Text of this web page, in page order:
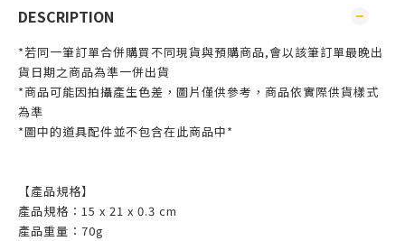
DESCRIPTION
*若同一筆訂單合併購買不同現貨與預購商品,會以該筆訂單最晚出
貨日期之商品為準一併出貨
*商品可能因拍攝產生色差，圖片僅供參考，商品依實際供貨樣式
為準
*圖中的道具配件並不包含在此商品中*
【產品規格】
產品規格：15 x 21 x 0.3 cm
產品重量：70g